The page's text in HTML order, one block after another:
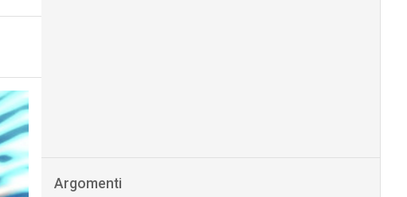
Argomenti